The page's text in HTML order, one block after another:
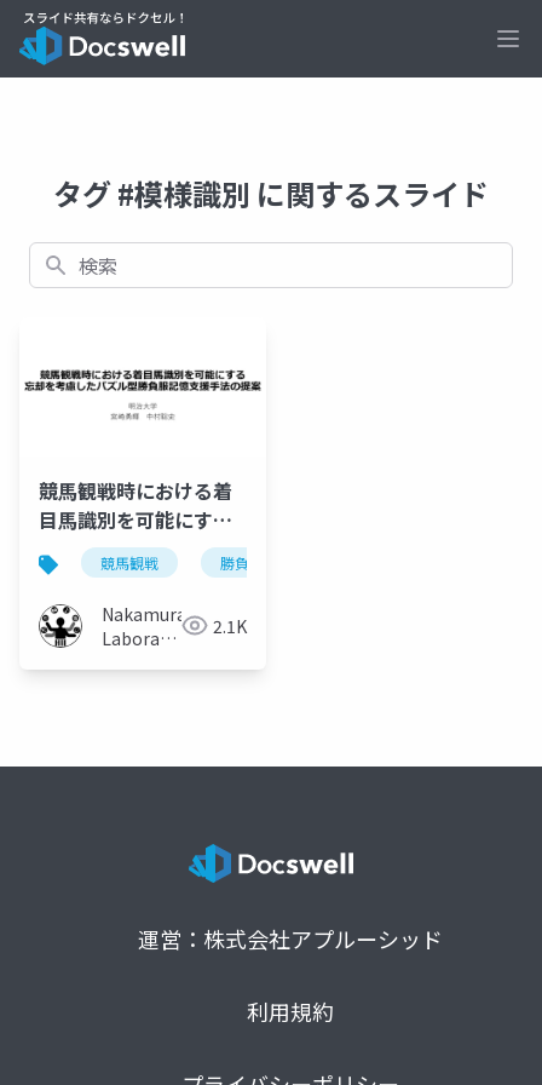
タグ #模様識別 に関するスライド
検索
競馬観戦時における着
目馬識別を可能にする
忘却を考慮したパズル
型勝負服記憶支援手法
の提案
競馬観戦 勝負服
Nakamura
Laboratory
2.1K
運営：株式会社アプルーシッド
利用規約